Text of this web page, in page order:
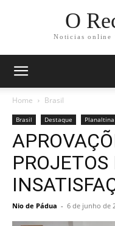
O
Noticias online
Home Brasil
Brasil Destaque Planaltina
Nio de Pádua - 6 de junho de